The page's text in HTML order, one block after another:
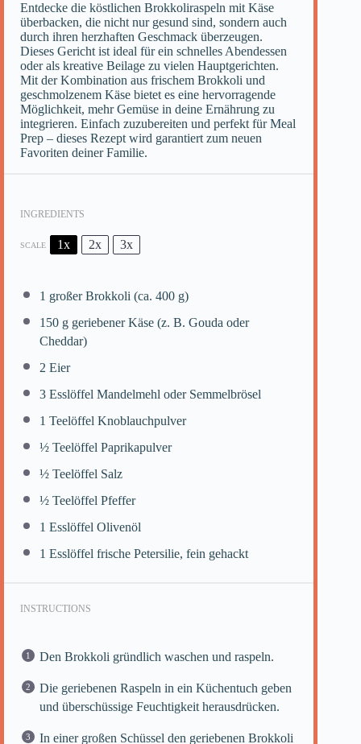
Entdecke die köstlichen Brokkoliraspeln mit Käse
überbacken, die nicht nur gesund sind, sondern auch
durch ihren herzhaften Geschmack überzeugen.
Dieses Gericht ist ideal für ein schnelles Abendessen
oder als kreative Beilage zu vielen Hauptgerichten.
Mit der Kombination aus frischem Brokkoli und
geschmolzenem Käse bietet es eine hervorragende
Möglichkeit, mehr Gemüse in deine Ernährung zu
integrieren. Einfach zuzubereiten und perfekt für Meal
Prep – dieses Rezept wird garantiert zum neuen
Favoriten deiner Familie.
INGREDIENTS
SCALE 1x 2x 3x
1 großer Brokkoli (ca. 400 g)
150 g geriebener Käse (z. B. Gouda oder
Cheddar)
2 Eier
3 Esslöffel Mandelmehl oder Semmelbrösel
1 Teelöffel Knoblauchpulver
½ Teelöffel Paprikapulver
½ Teelöffel Salz
½ Teelöffel Pfeffer
1 Esslöffel Olivenöl
1 Esslöffel frische Petersilie, fein gehackt
INSTRUCTIONS
Den Brokkoli gründlich waschen und raspeln.
Die geriebenen Raspeln in ein Küchentuch geben
und überschüssige Feuchtigkeit herausdrücken.
In einer großen Schüssel den geriebenen Brokkoli